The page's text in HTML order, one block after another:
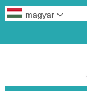
magyar 